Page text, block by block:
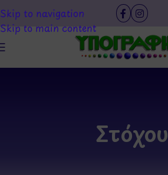
Skip to navigation
Skip to main content
Στόχου